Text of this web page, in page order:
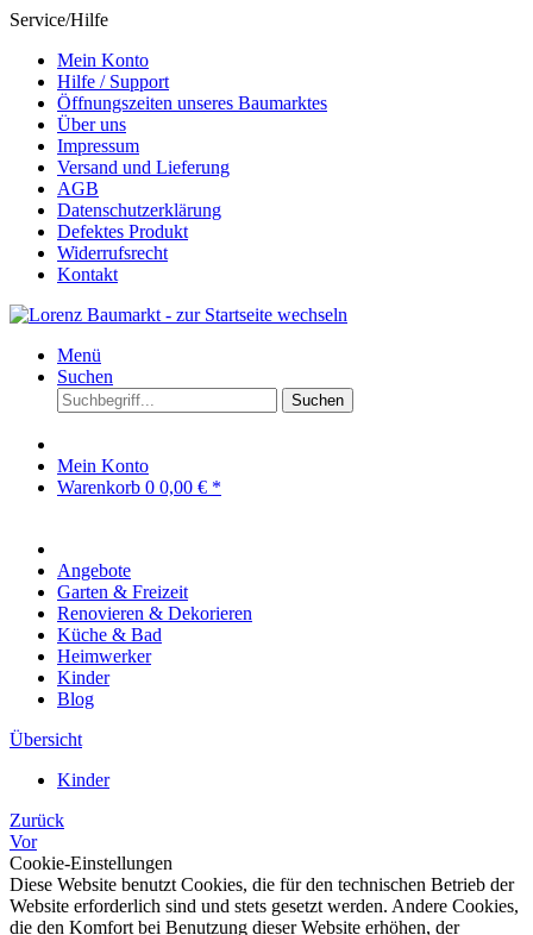
Service/Hilfe
Mein Konto
Hilfe / Support
Öffnungszeiten unseres Baumarktes
Über uns
Impressum
Versand und Lieferung
AGB
Datenschutzerklärung
Defektes Produkt
Widerrufsrecht
Kontakt
Menü
Suchen
Suchen
Mein Konto
Warenkorb 0 0,00 € *
Angebote
Garten & Freizeit
Renovieren & Dekorieren
Küche & Bad
Heimwerker
Kinder
Blog
Übersicht
Kinder
Zurück
Vor
Cookie-Einstellungen
Diese Website benutzt Cookies, die für den technischen Betrieb der
Website erforderlich sind und stets gesetzt werden. Andere Cookies,
die den Komfort bei Benutzung dieser Website erhöhen, der